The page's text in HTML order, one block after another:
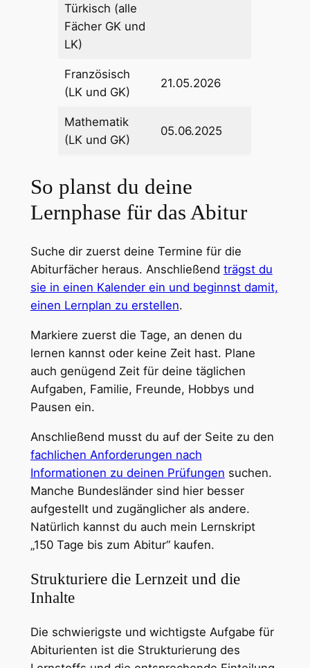
Türkisch (alle
Fächer GK und
LK)
Französisch
(LK und GK)
21.05.2026
Mathematik
(LK und GK)
05.06.2025
So planst du deine
Lernphase für das Abitur
Suche dir zuerst deine Termine für die
Abiturfächer heraus. Anschließend trägst du
sie in einen Kalender ein und beginnst damit,
einen Lernplan zu erstellen.
Markiere zuerst die Tage, an denen du
lernen kannst oder keine Zeit hast. Plane
auch genügend Zeit für deine täglichen
Aufgaben, Familie, Freunde, Hobbys und
Pausen ein.
Anschließend musst du auf der Seite zu den
fachlichen Anforderungen nach
Informationen zu deinen Prüfungen suchen.
Manche Bundesländer sind hier besser
aufgestellt und zugänglicher als andere.
Natürlich kannst du auch mein Lernskript
„150 Tage bis zum Abitur“ kaufen.
Strukturiere die Lernzeit und die
Inhalte
Die schwierigste und wichtigste Aufgabe für
Abiturienten ist die Strukturierung des